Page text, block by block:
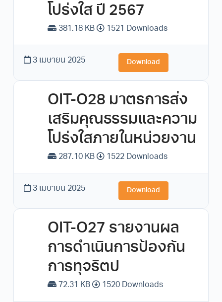
โปร่งใส ปี 2567
381.18 KB 1521 Downloads
3 เมษายน 2025 Download
OIT-O28 มาตรการส่ง
เสริมคุณธรรมและความ
โปร่งใสภายในหน่วยงาน
287.10 KB 1522 Downloads
3 เมษายน 2025 Download
OIT-O27 รายงานผล
การดำเนินการป้องกัน
การทุจริตป
72.31 KB 1520 Downloads